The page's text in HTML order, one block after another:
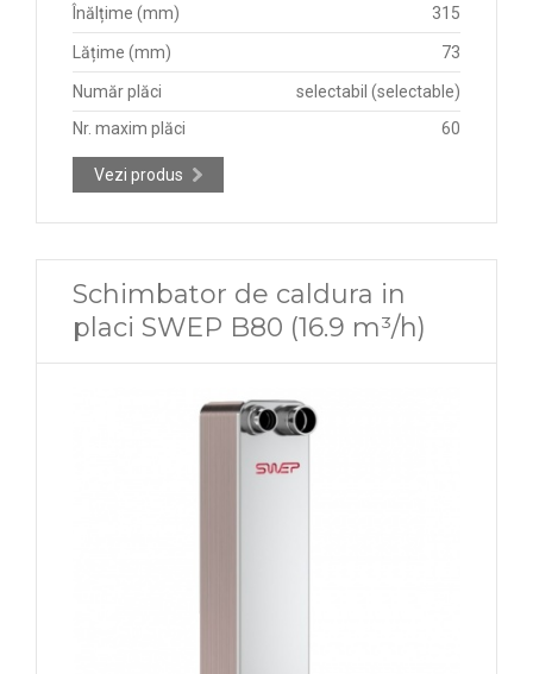
Înălțime (mm) 315
Lățime (mm) 73
Număr plăci
selectabil (selectable)
Nr. maxim plăci
60
Vezi produs
Schimbator de caldura in
placi SWEP B80 (16.9 m³/h)